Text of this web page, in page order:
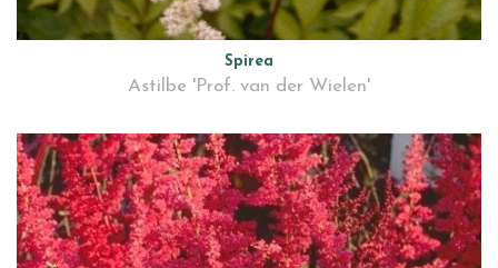
Spirea
Astilbe 'Prof. van der Wielen'